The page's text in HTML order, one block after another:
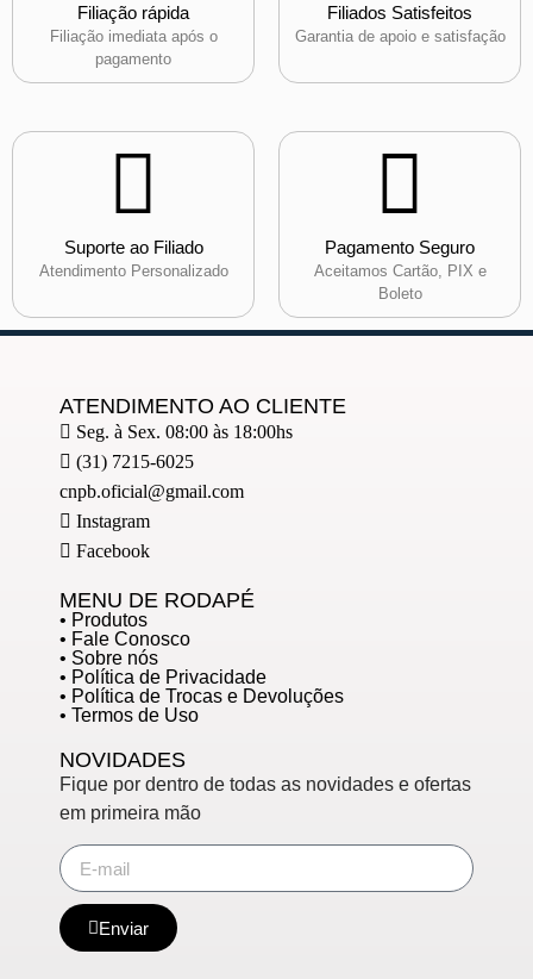
Filiação rápida
Filiação imediata após o
pagamento
Filiados Satisfeitos
Garantia de apoio e satisfação
Suporte ao Filiado
Atendimento Personalizado
Pagamento Seguro
Aceitamos Cartão, PIX e
Boleto
ATENDIMENTO AO CLIENTE
Seg. à Sex. 08:00 às 18:00hs
(31) 7215-6025
cnpb.oficial@gmail.com
Instagram
Facebook
MENU DE RODAPÉ
• Produtos
• Fale Conosco
• Sobre nós
• Política de Privacidade
• Política de Trocas e Devoluções
• Termos de Uso
NOVIDADES
Fique por dentro de todas as novidades e ofertas
em primeira mão
Enviar